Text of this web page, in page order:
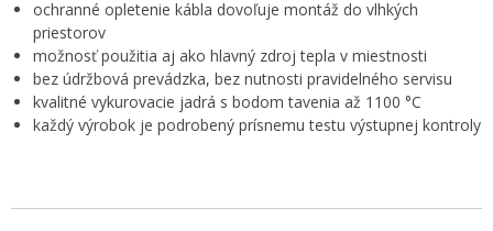
ochranné opletenie kábla dovoľuje montáž do vlhkých
priestorov
možnosť použitia aj ako hlavný zdroj tepla v miestnosti
bez údržbová prevádzka, bez nutnosti pravidelného servisu
kvalitné vykurovacie jadrá s bodom tavenia až 1100 °C
každý výrobok je podrobený prísnemu testu výstupnej kontroly